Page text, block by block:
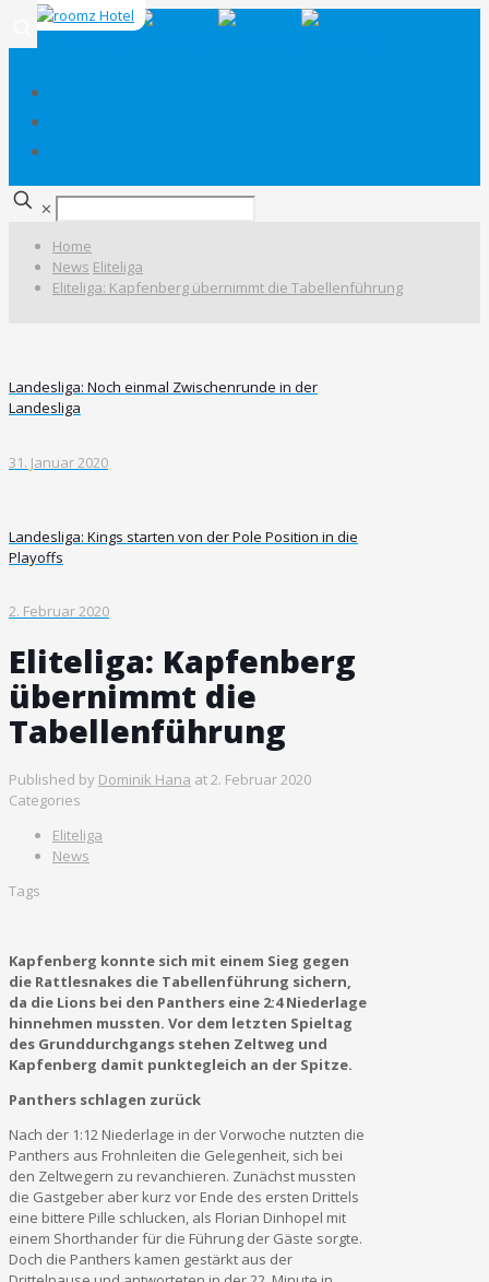
✕
Home
News Eliteliga
Eliteliga: Kapfenberg übernimmt die Tabellenführung
Landesliga: Noch einmal Zwischenrunde in der
Landesliga
31. Januar 2020
Landesliga: Kings starten von der Pole Position in die
Playoffs
2. Februar 2020
Eliteliga: Kapfenberg
übernimmt die
Tabellenführung
Published by Dominik Hana at2. Februar 2020
Categories
Eliteliga
News
Tags
Kapfenberg konnte sich mit einem Sieg gegen
die Rattlesnakes die Tabellenführung sichern,
da die Lions bei den Panthers eine 2:4 Niederlage
hinnehmen mussten. Vor dem letzten Spieltag
des Grunddurchgangs stehen Zeltweg und
Kapfenberg damit punktegleich an der Spitze.
Panthers schlagen zurück
Nach der 1:12 Niederlage in der Vorwoche nutzten die
Panthers aus Frohnleiten die Gelegenheit, sich bei
den Zeltwegern zu revanchieren. Zunächst mussten
die Gastgeber aber kurz vor Ende des ersten Drittels
eine bittere Pille schlucken, als Florian Dinhopel mit
einem Shorthander für die Führung der Gäste sorgte.
Doch die Panthers kamen gestärkt aus der